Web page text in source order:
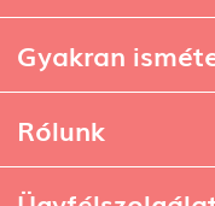
Gyakran
Rólunk